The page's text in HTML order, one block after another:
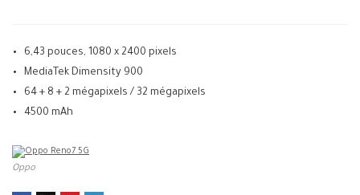
6,43 pouces, 1080 x 2400 pixels
MediaTek Dimensity 900
64 + 8 + 2 mégapixels / 32 mégapixels
4500 mAh
Oppo